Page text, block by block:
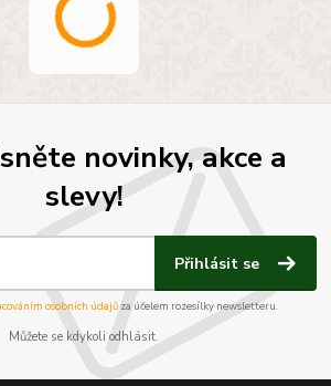
novinky, akce a
slevy!
Přihlásit se
osobních údajůza účelem rozesílky newsletteru.
Můžete se kdykoli odhlásit.